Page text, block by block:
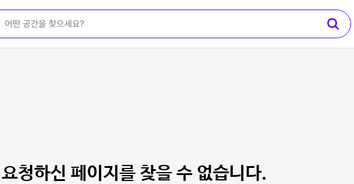
요청하신 페이지를 찾을 수 없습니다.